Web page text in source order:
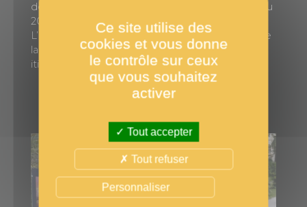
de Monaco (de 2021 à 2025) ont été présentés du
20 mai au 30 juin au Jardin Botanique de Rome.
L’exposition, organisée par la branche italienne de
la Fondation, constitue la première étape d’une
itinérance dans le pays.
Ce site utilise des
cookies et vous donne
le contrôle sur ceux
que vous souhaitez
activer
Tout accepter
Tout refuser
Personnaliser